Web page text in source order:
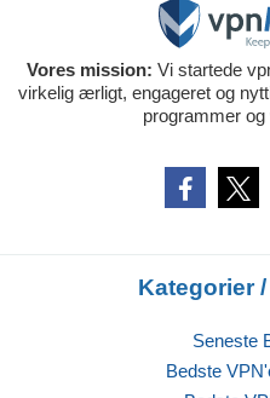
Vores mission: Vi startede
virkelig ærligt, engageret og
programmer og
Kategorier
Seneste
Bedste